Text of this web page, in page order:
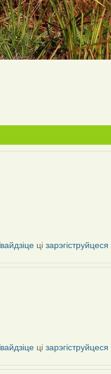
цізарэгіструйцеся
цізарэгіструйцеся